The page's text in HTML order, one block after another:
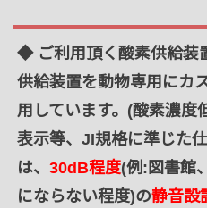
◆ ご利用頂く酸素供給装
供給装置を動物専用にカ
用しています。(酸素濃度
表示等、JI規格に準じた
は、 30dB程度(例:図書館
にならない程度)の静音設